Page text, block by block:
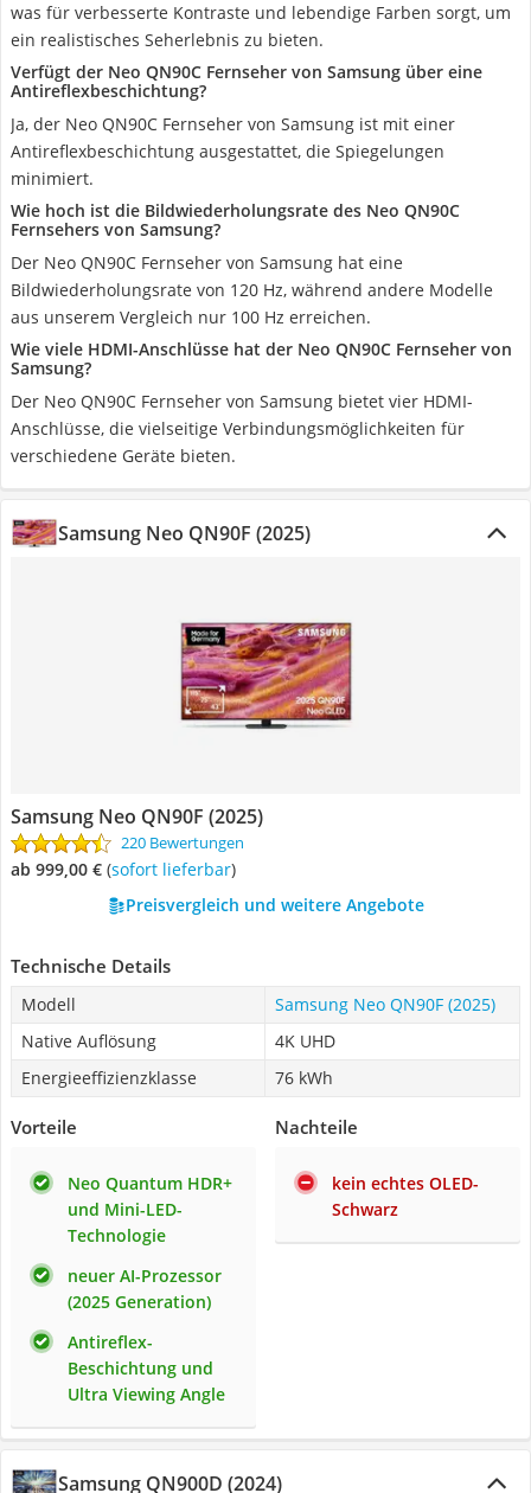
was für verbesserte Kontraste und lebendige Farben sorgt, um
ein realistisches Seherlebnis zu bieten.
Verfügt der Neo QN90C Fernseher von Samsung über eine
Antireflexbeschichtung?
Ja, der Neo QN90C Fernseher von Samsung ist mit einer
Antireflexbeschichtung ausgestattet, die Spiegelungen
minimiert.
Wie hoch ist die Bildwiederholungsrate des Neo QN90C
Fernsehers von Samsung?
Der Neo QN90C Fernseher von Samsung hat eine
Bildwiederholungsrate von 120 Hz, während andere Modelle
aus unserem Vergleich nur 100 Hz erreichen.
Wie viele HDMI-Anschlüsse hat der Neo QN90C Fernseher von
Samsung?
Der Neo QN90C Fernseher von Samsung bietet vier HDMI-
Anschlüsse, die vielseitige Verbindungsmöglichkeiten für
verschiedene Geräte bieten.
Samsung Neo QN90F (2025)
Samsung Neo QN90F (2025)
220 Bewertungen
ab 999,00 € ( Sofort lieferbar)
Preisvergleich und weitere Angebote
Technische Details
Modell
Samsung Neo QN90F (2025)
Native Auflösung
4K UHD
Energieeffizienzklasse
76 kWh
Vorteile
Neo Quantum HDR+
und Mini-LED-
Technologie
neuer AI-Prozessor
(2025 Generation)
Antireflex-
Beschichtung und
Ultra Viewing Angle
Nachteile
kein echtes OLED-
Schwarz
Samsung QN900D (2024)